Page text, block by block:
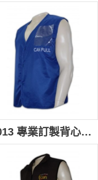
V013 專業訂製背心外套 safety vest 背心外套 襯 男裝背心褸 背心專門店 政府部門 緊急調動背心